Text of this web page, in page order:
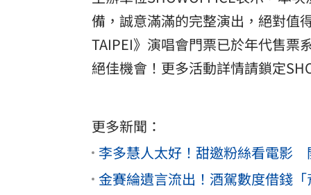
備，誠意滿滿的完整演出，絕對值
TAIPEI》演唱會門票已於年代售票
絕佳機會！更多活動詳情請鎖定
更多新聞：
李多慧人太好！甜邀粉絲看電影
金賽綸遺言流出！酒駕數度借錢